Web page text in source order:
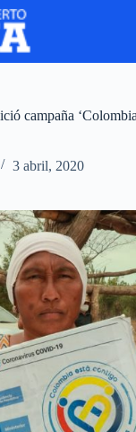
campaña
3 abril, 2020